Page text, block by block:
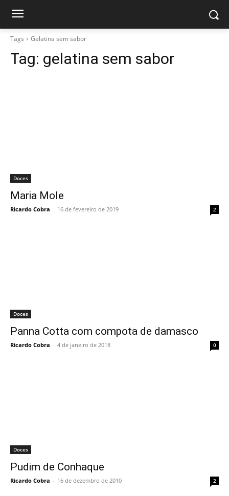
Tags Gelatina sem sabor
Tag: gelatina sem sabor
Doces
Maria Mole
Ricardo Cobra - 16 de fevereiro de 2019 2
Doces
Panna Cotta com compota de damasco
Ricardo Cobra - 4 de janeiro de 2018 0
Doces
Pudim de Conhaque
Ricardo Cobra - 16 de dezembro de 2010 2